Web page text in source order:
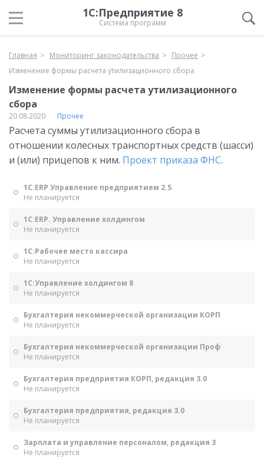
1С:Предприятие 8
Система программ
Главная Мониторинг законодательства
Прочее
Изменение формы расчета утилизационного сбора
Изменение формы расчета утилизационного
сбора
20.08.2020 Прочее
Расчета суммы утилизационного сбора в
отношении колесных транспортных средств (шасси)
и (или) прицепов к ним. Проект приказа ФНС.
1С:ERP Управление предприятием 2.5
Не планируется
1С:ERP. Управление холдингом
Не планируется
1С:Рабочее место кассира
Не планируется
1С:Управление холдингом 8
Не планируется
Бухгалтерия некоммерческой организации КОРП
Не планируется
Бухгалтерия некоммерческой организации Проф
Не планируется
Бухгалтерия предприятия КОРП, редакция 3.0
Не планируется
Бухгалтерия предприятия, редакция 3.0
Не планируется
Зарплата и управление персоналом, редакция 3
Не планируется